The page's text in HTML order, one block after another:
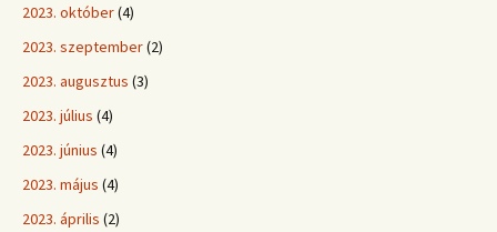
2023. október(4)
2023. szeptember(2)
2023. augusztus (3)
2023. július (4)
2023. június (4)
2023. május (4)
2023. április (2)